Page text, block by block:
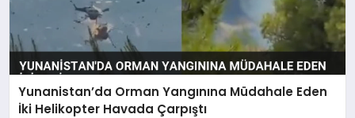
Yunanistan’da Orman Yangınına Müdahale Eden
İki Helikopter Havada Çarpıştı